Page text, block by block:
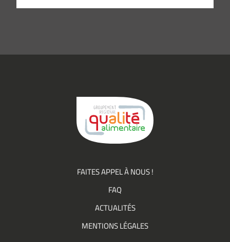
e-
FAITES APPEL À NOUS !
FAQ
ACTUALITÉS
MENTIONS LÉGALES